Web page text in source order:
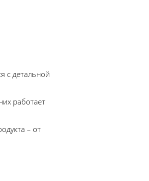
с детальной
работает
– от